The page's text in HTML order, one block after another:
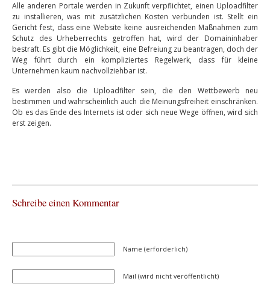
Alle anderen Portale werden in Zukunft verpflichtet, einen Uploadfilter
zu installieren, was mit zusätzlichen Kosten verbunden ist. Stellt ein
Gericht fest, dass eine Website keine ausreichenden Maßnahmen zum
Schutz des Urheberrechts getroffen hat, wird der Domaininhaber
bestraft. Es gibt die Möglichkeit, eine Befreiung zu beantragen, doch der
Weg führt durch ein kompliziertes Regelwerk, dass für kleine
Unternehmen kaum nachvollziehbar ist.
Es werden also die Uploadfilter sein, die den Wettbewerb neu
bestimmen und wahrscheinlich auch die Meinungsfreiheit einschränken.
Ob es das Ende des Internets ist oder sich neue Wege öffnen, wird sich
erst zeigen.
Schreibe einen Kommentar
Name (erforderlich)
Mail (wird nicht veröffentlicht)